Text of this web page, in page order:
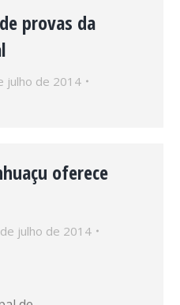
provas da
julho de 2014
oferece
julho de 2014